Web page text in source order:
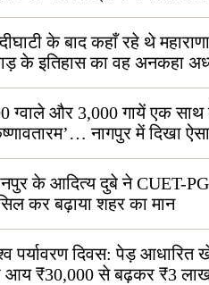
के बाद कहाँ रहे थे
के इतिहास का वह अनकहा
में जीवित है
ग्वाले और 3,000 गायें एक
नागपुर में दिखा
बोले, “ऐसा तो सिर्फ़ कृष्ण ही
के आदित्य दुबे ने CUET-
कर बढ़ाया शहर का मान
पर्यावरण दिवस: पेड़ आधारित
आय ₹30,000 से बढ़कर ₹3